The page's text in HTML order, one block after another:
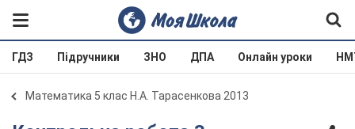
ГДЗ Підручники ЗНО ДПА Онлайн уроки
Математика 5 клас Н.А. Тарасенкова 2013